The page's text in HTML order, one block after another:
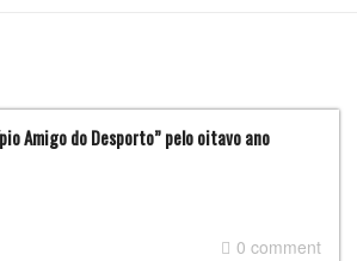
Amigo do Desporto” pelo oitavo ano
0 comment